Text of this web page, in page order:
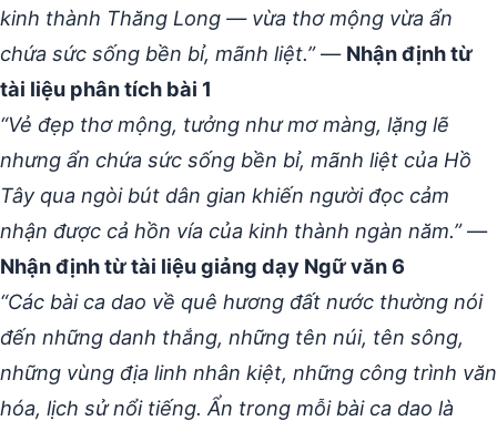
kinh thành Thăng Long — vừa thơ mộng vừa ẩn
chứa sức sống bền bỉ, mãnh liệt.”— Nhận định từ
tài liệu phân tích bài 1
“Vẻ đẹp thơ mộng, tưởng như mơ màng, lặng lẽ
nhưng ẩn chứa sức sống bền bỉ, mãnh liệt của Hồ
Tây qua ngòi bút dân gian khiến người đọc cảm
nhận được cả hồn vía của kinh thành ngàn năm.”—
Nhận định từ tài liệu giảng dạy Ngữ văn 6
“Các bài ca dao về quê hương đất nước thường nói
đến những danh thắng, những tên núi, tên sông,
những vùng địa linh nhân kiệt, những công trình văn
hóa, lịch sử nổi tiếng. Ẩn trong mỗi bài ca dao là